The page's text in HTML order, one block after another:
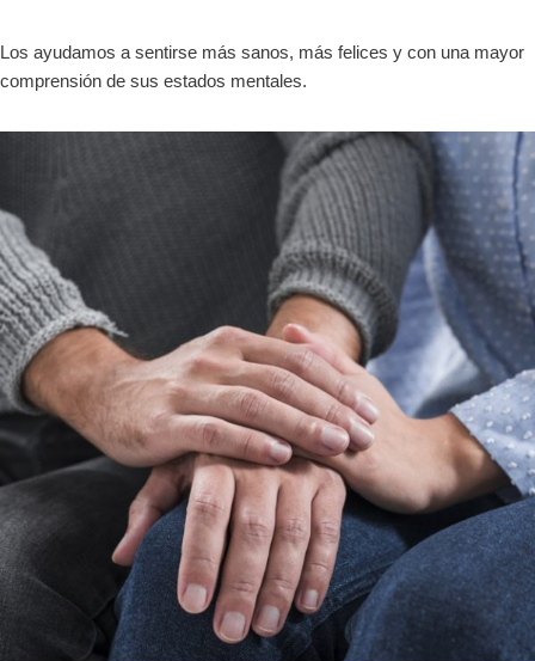
Los ayudamos a sentirse más sanos, más felices y con una mayor
comprensión de sus estados mentales.